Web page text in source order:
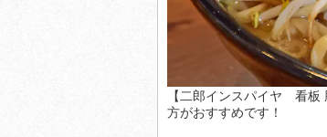
【二郎インスパイヤ 看板
方がおすすめです！